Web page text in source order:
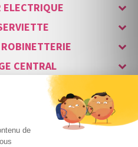
ELECTRIQUE
CENTRAL
SÉCURITÉ
INTERPHONE